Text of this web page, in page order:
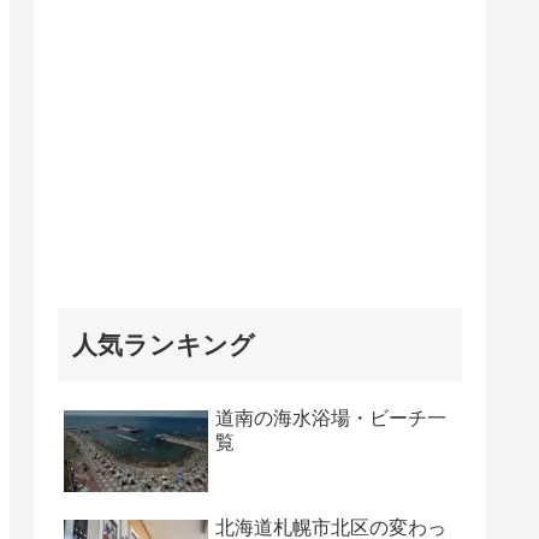
人気ランキング
道南の海水浴場・ビーチ一
覧
北海道札幌市北区の変わっ